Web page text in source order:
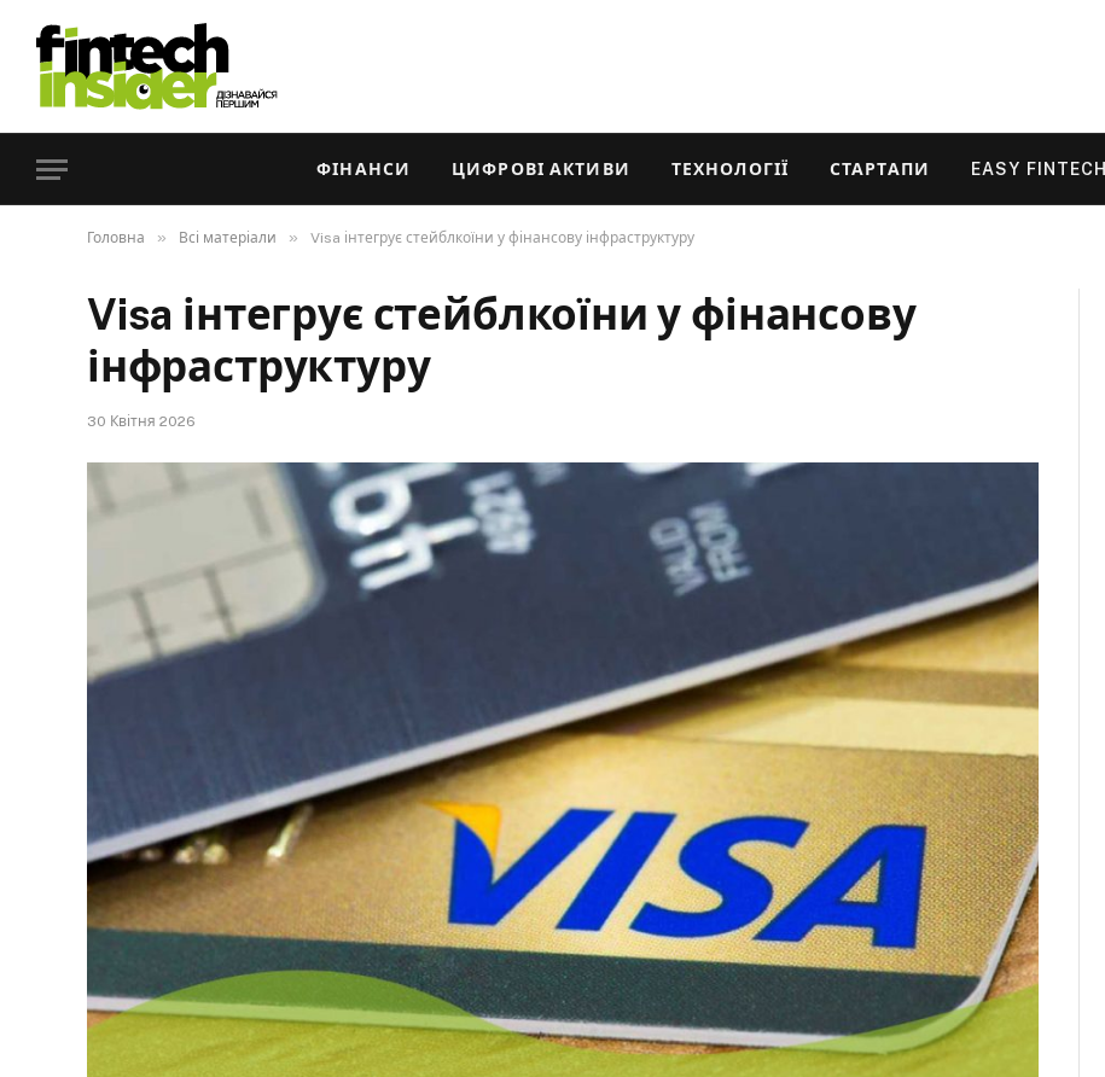
ФІНАНСИ ЦИФРОВІ АКТИВИ ТЕХНОЛОГІЇ СТАРТАПИ EASY FINTECH
Головна » Всі матеріали » Visa інтегрує стейблкоїни у фінансову інфраструктуру
Visa інтегрує стейблкоїни у фінансову
інфраструктуру
30 Квітня 2026